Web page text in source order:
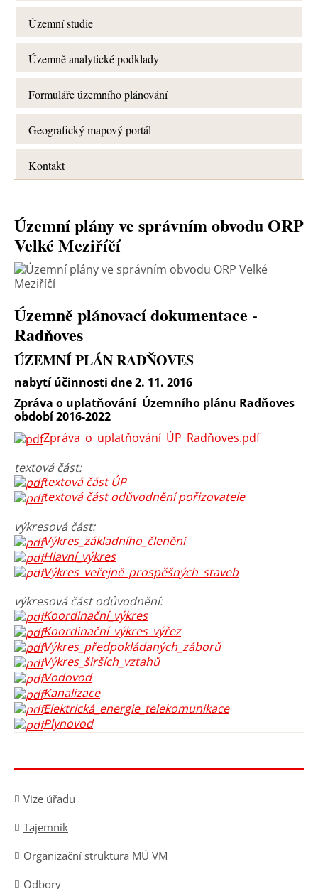
Územní studie
Územně analytické podklady
Formuláře územního plánování
Geografický mapový portál
Kontakt
Územní plány ve správním obvodu ORP
Velké Meziříčí
Územně plánovací dokumentace -
Radňoves
ÚZEMNÍ PLÁN RADŇOVES
nabytí účinnosti dne 2. 11. 2016
Zpráva o uplatňování Územního plánu Radňoves
období 2016-2022
Zpráva_o_uplatňování_ÚP_Radňoves.pdf
textová část:
textová část ÚP
textová část odůvodnění pořizovatele
výkresová část:
Výkres_základního_členění
Hlavní_výkres
Výkres_veřejně_prospěšných_staveb
výkresová část odůvodnění:
Koordinační_výkres
Koordinační_výkres_výřez
Výkres_předpokládaných_záborů
Výkres_širších_vztahů
Vodovod
Kanalizace
Elektrická_energie_telekomunikace
Plynovod
Vize úřadu
Tajemník
Organizační struktura MÚ VM
Odbory